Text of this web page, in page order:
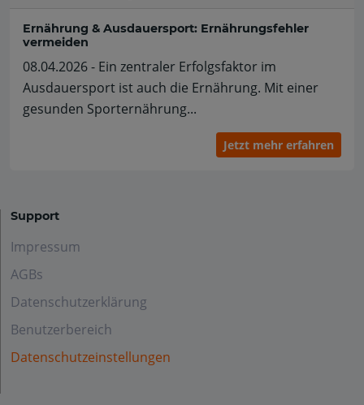
Ernährung & Ausdauersport: Ernährungsfehler
vermeiden
08.04.2026 - Ein zentraler Erfolgsfaktor im
Ausdauersport ist auch die Ernährung. Mit einer
gesunden Sporternährung...
Jetzt mehr erfahren
Support
Impressum
AGBs
Datenschutzerklärung
Benutzerbereich
Datenschutzeinstellungen